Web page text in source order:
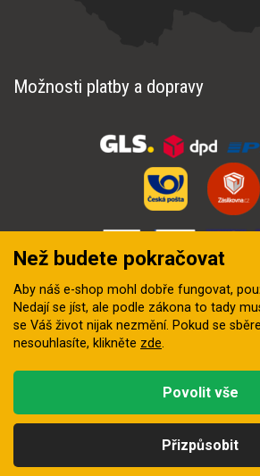
Možnosti platby a dopravy
digitální agentura
Než budete pokračovat
Aby náš e-shop mohl dobře fungovat,
Nedají se jíst, ale podle zákona to tady
se Váš život nijak nezmění. Pokud se
nesouhlasíte, klikněte zde.
Přizpůsobit
Povolit vše